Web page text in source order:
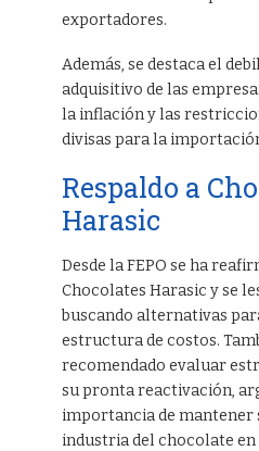
exportadores.
Además, se destaca el
adquisitivo de las
la inflación y las
divisas para la
Respaldo a
Harasic
Desde la FEPO se ha
Chocolates Harasic y se
buscando alternativas
estructura de costos.
recomendado evaluar
su pronta reactivación,
importancia de mantener
industria del chocolate en